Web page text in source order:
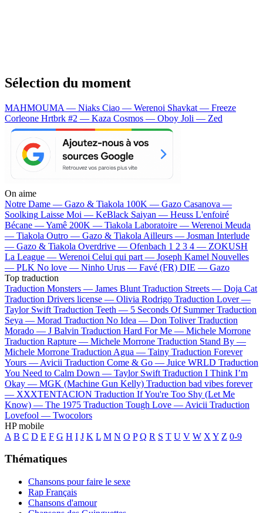
Sélection du moment
MAHMOUMA — Niaks Ciao — Werenoi Shavkat — Freeze
Corleone Hrtbrk #2 — Kaza Cosmos — Oboy Joli — Zed
On aime
Notre Dame — Gazo & Tiakola 100K — Gazo Casanova —
Soolking Laisse Moi — KeBlack Saiyan — Heuss L'enfoiré
Bécane —Yamê 200K — Tiakola Laboratoire — Werenoi Meuda
— Tiakola Outro — Gazo & Tiakola Ailleurs — Josman Interlude
— Gazo & Tiakola Overdrive — Ofenbach 1 2 3 4 — ZOKUSH
La League — Werenoi Celui qui part — Joseph Kamel Nouvelles
— PLK No love — Ninho Urus — Favé (FR) DIE — Gazo
Top traduction
Traduction Monsters — James Blunt Traduction Streets — Doja Cat
Traduction Drivers license — Olivia Rodrigo Traduction Lover —
Taylor Swift Traduction Teeth — 5 Seconds Of Summer Traduction
Seya — Morad Traduction No Idea — Don Toliver Traduction
Morado — J Balvin Traduction Hard For Me — Michele Morrone
Traduction Rapture — Michele Morrone Traduction Stand By —
Michele Morrone Traduction Agua — Tainy Traduction Forever
Yours — Avicii Traduction Come & Go — Juice WRLD Traduction
You Need to Calm Down — Taylor Swift Traduction I Think I’m
Okay — MGK (Machine Gun Kelly) Traduction bad vibes forever
— XXXTENTACION Traduction If You're Too Shy (Let Me
Know) — The 1975 Traduction Tough Love — Avicii Traduction
Lovefool — Twocolors
HP mobile
A B C D E F G H I J K L M N O P Q R S T U V W X Y Z 0-9
Thématiques
Chansons pour faire le sexe
Rap Français
Chansons d'amour